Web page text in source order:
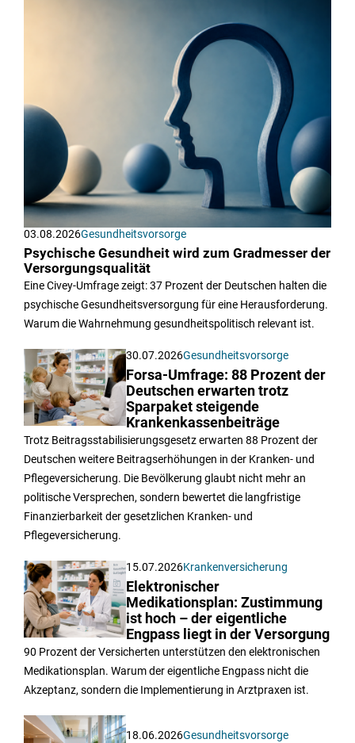
03.08.2026Gesundheitsvorsorge
Psychische Gesundheit wird zum Gradmesser der
Versorgungsqualität
Eine Civey-Umfrage zeigt: 37 Prozent der Deutschen halten die
psychische Gesundheitsversorgung für eine Herausforderung.
Warum die Wahrnehmung gesundheitspolitisch relevant ist.
30.07.2026Gesundheitsvorsorge
Forsa-Umfrage: 88 Prozent der
Deutschen erwarten trotz
Sparpaket steigende
Krankenkassenbeiträge
Trotz Beitragsstabilisierungsgesetz erwarten 88 Prozent der
Deutschen weitere Beitragserhöhungen in der Kranken- und
Pflegeversicherung. Die Bevölkerung glaubt nicht mehr an
politische Versprechen, sondern bewertet die langfristige
Finanzierbarkeit der gesetzlichen Kranken- und
Pflegeversicherung.
15.07.2026Krankenversicherung
Elektronischer
Medikationsplan: Zustimmung
ist hoch – der eigentliche
Engpass liegt in der Versorgung
90 Prozent der Versicherten unterstützen den elektronischen
Medikationsplan. Warum der eigentliche Engpass nicht die
Akzeptanz, sondern die Implementierung in Arztpraxen ist.
18.06.2026Gesundheitsvorsorge